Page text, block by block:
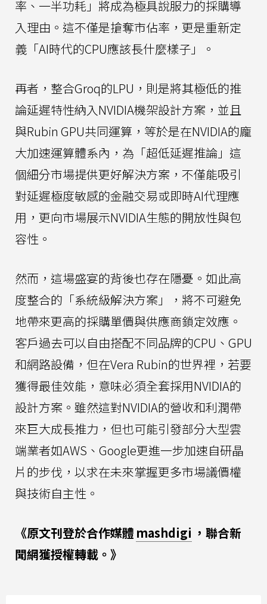
率、一半功耗」將成為極具說服力的採購導
入理由。這不僅是搶奪市佔率，更是重新定
義「AI時代的CPU應該長什麼樣子」。
再者，整合Groq的LPU，則是將其極低的推
論延遲特性納入NVIDIA機架設計方案，並且
與Rubin GPU共同運算，等於是在NVIDIA的龐
大加速運算體系內，為「超低延遲推論」這
個細分市場提供更好解決方案，不僅能吸引
對延遲極度敏感的金融交易或即時AI代理應
用，更向市場展示NVIDIA生態的開放性與包
容性。
然而，這場盛宴的背後也存在隱憂。如此高
度整合的「系統級解決方案」，將不可避免
地帶來更高的採購單價與供應商鎖定效應。
客戶過去可以自由搭配不同品牌的CPU、GPU
和網路設備，但在Vera Rubin的世界裡，若要
獲得最佳效能，意味必須全套採用NVIDIA的
設計方案。雖然這對NVIDIA的營收和利潤帶
來巨大成長推力，但也可能引發部分大型雲
端業者如AWS、Google更進一步加速自研晶
片的步伐，以求在未來掌握更多市場議價權
與技術自主性。
《原文刊登於合作媒體 mashdigi ，聯合新
聞網獲授權轉載。》